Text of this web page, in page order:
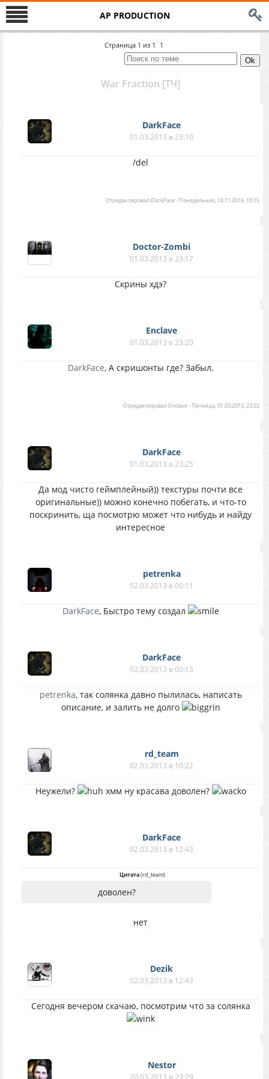
AP PRODUCTION
Страница 1 из 1 1
War Fraction [ТЧ]
DarkFace
01.03.2013 в 23:10
/del
Отредактировал DarkFace- Понедельник, 14.11.2016, 10:15
Doctor-Zombi
01.03.2013 в 23:17
Скрины хдэ?
Enclave
01.03.2013 в 23:20
DarkFace, А скришонты где? Забыл.
Отредактировал Enclave- Пятница, 01.03.2013, 23:22
DarkFace
01.03.2013 в 23:25
Да мод чисто геймплейный)) текстуры почти все
оригинальные)) можно конечно побегать, и что-то
поскринить, ща посмотрю может что нибудь и найду
интересное
petrenka
02.03.2013 в 00:11
DarkFace, Быстро тему создал
DarkFace
02.03.2013 в 00:13
petrenka, так солянка давно пылилась, написать
описание, и залить не долго
rd_team
02.03.2013 в 10:22
Неужели? хмм ну красава доволен?
DarkFace
02.03.2013 в 12:43
Цитата(rd_team)
доволен?
нет
Dezik
02.03.2013 в 12:43
Сегодня вечером скачаю, посмотрим что за солянка
Nestor
20.03.2013 в 23:29